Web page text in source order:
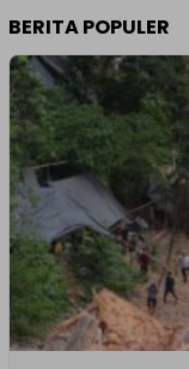
BERITA POPULER